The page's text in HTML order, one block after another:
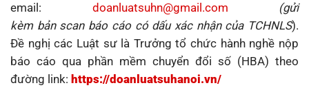
email: doanluatsuhn@gmail.com
(gửi
kèm bảnscanbáo cáo có dấu xác nhận của TCHNLS).
Đề nghị các Luật sư là Trưởng tổ chức hành nghề nộp
báo cáo qua phần mềm chuyển đổi số (HBA) theo
đường link: https://doanluatsuhanoi.vn/